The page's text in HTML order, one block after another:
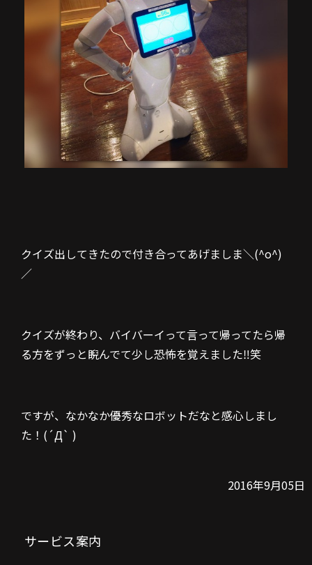
クイズ出してきたので付き合ってあげましま＼(^o^)
／
クイズが終わり、バイバーイって言って帰ってたら帰
る方をずっと睨んでて少し恐怖を覚えました‼︎笑
ですが、なかなか優秀なロボットだなと感心しまし
た！(´Д` )
2016年9月05日
サービス案内